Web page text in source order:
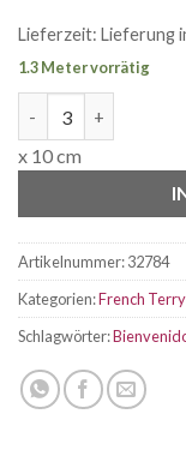
Lieferzeit: Lieferung
1.3 Meter vorrätig
x 10 cm
Artikelnummer:32784
Kategorien:French
Schlagwörter: